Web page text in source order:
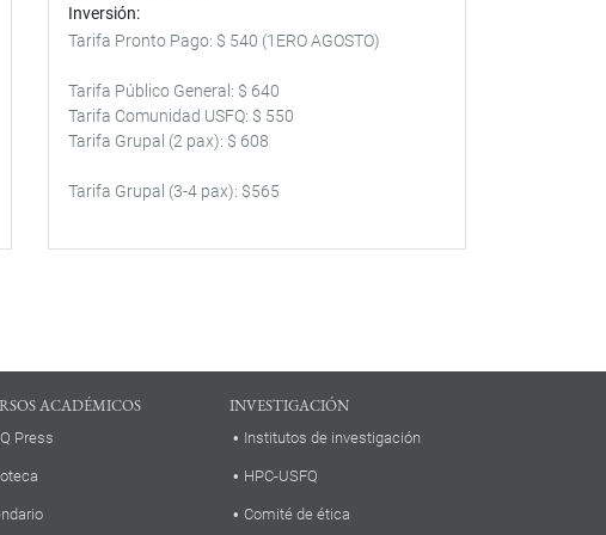
Inversión
Tarifa Pronto Pago: $ 540 (1ERO AGOSTO)
Tarifa Público General: $ 640
Tarifa Comunidad USFQ: $ 550
Tarifa Grupal (2 pax): $ 608
Tarifa Grupal (3-4 pax): $565
ACADÉMICOS
Press
INVESTIGACIÓN
Institutos de investigación
HPC-USFQ
Comité de ética